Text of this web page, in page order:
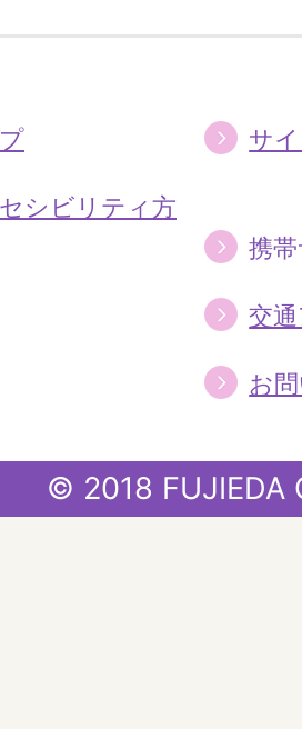
サ
シビリティ方
携
交
お
© 2018 FUJIEDA